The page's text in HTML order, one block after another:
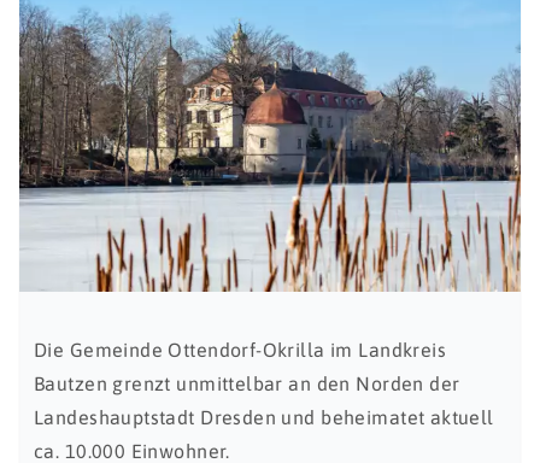
Die Gemeinde Ottendorf-Okrilla im Landkreis
Bautzen grenzt unmittelbar an den Norden der
Landeshauptstadt Dresden und beheimatet aktuell
ca. 10.000 Einwohner.